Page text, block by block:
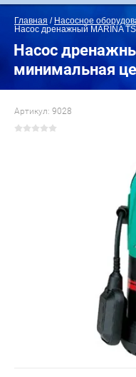
Главная / Насосное
Насос дренажный MARINA
Насос
минимальная
Артикул: 9028